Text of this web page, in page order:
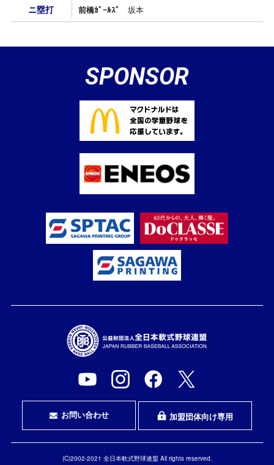
ニ塁打 前橋ｶﾞｰﾙｽﾞ 坂本
SPONSOR
お問い合わせ 加盟団体向け専用
(C)2002-2021 全日本軟式野球連盟 All rights reserved.